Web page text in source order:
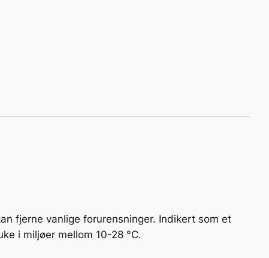
fjerne vanlige forurensninger. Indikert som et
i miljøer mellom 10-28 °C.